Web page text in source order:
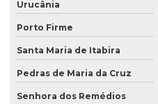
Urucânia
Porto Firme
Santa Maria de Itabira
Pedras de Maria da Cruz
Senhora dos Remédios